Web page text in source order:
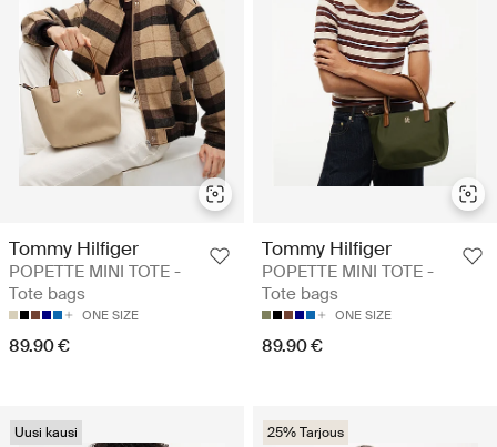
Tommy Hilfiger
POPETTE MINI TOTE -
Tote bags
ONE SIZE
89.90 €
Tommy Hilfiger
POPETTE MINI TOTE -
Tote bags
ONE SIZE
89.90 €
Uusi kausi 25% Tarjous